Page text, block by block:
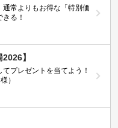
常よりもお得な「特別価
る！
】
プレゼントを当てよう！
）